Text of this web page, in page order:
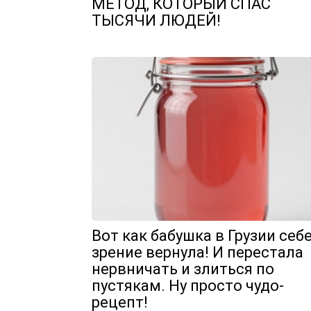
МЕТОД, КОТОРЫЙ СПАС
ТЫСЯЧИ ЛЮДЕЙ!
Вот как бабушка в Грузии
зрение вернула! И перестала
нервничать и злиться по
пустякам. Ну просто чудо-
рецепт!